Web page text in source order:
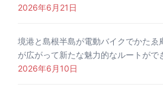
2026年6月21日
境港と島根半島が電動バイクでかたゑ
が広がって新たな魅力的なルートがで
2026年6月10日